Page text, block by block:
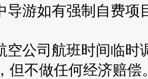
的购物点安排是合法
导游如有强制自费项
空公司航班时间临时